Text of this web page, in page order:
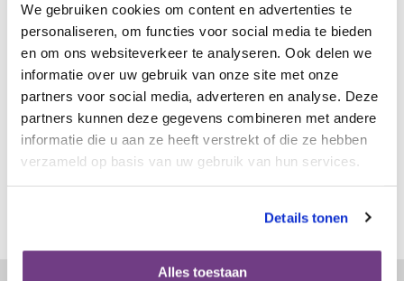
We gebruiken cookies om content en advertenties te
personaliseren, om functies voor social media te bieden
en om ons websiteverkeer te analyseren. Ook delen we
informatie over uw gebruik van onze site met onze
partners voor social media, adverteren en analyse. Deze
partners kunnen deze gegevens combineren met andere
informatie die u aan ze heeft verstrekt of die ze hebben
verzameld op basis van uw gebruik van hun services.
Details tonen
Alles toestaan
Drs. Elske Gootjes, Medisch Oncoloog, Radboudumc
Dr. Laurien Buffart, bewegingswetenschapper en
epidemioloog, Radboudumc
Prof. Dr. Maria Hopman, hoogleraar
Inspanningsfysiologie, Radboudumc